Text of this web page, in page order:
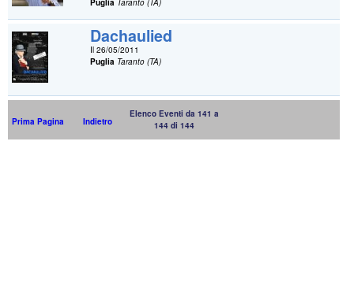
Puglia Taranto (TA)
Dachaulied
Il 26/05/2011
Puglia Taranto (TA)
Prima Pagina Indietro
Elenco Eventi da 141 a
144 di 144